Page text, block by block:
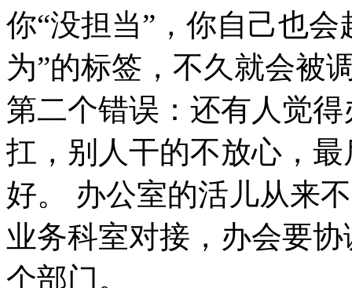
你“没担当”，你自己也
为”的标签，不久就会被
第二个错误：还有人觉
扛，别人干的不放心，
好。 办公室的活儿从来
业务科室对接，办会要
个部门。